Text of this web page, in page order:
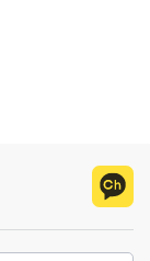
라는
진료
느낄 수